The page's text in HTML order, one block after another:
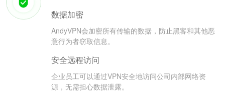
数据加密
AndyVPN会加密所有传输的数据，防止黑客和其他恶
意行为者窃取信息。
安全远程访问
企业员工可以通过VPN安全地访问公司内部网络资
源，无需担心数据泄露。